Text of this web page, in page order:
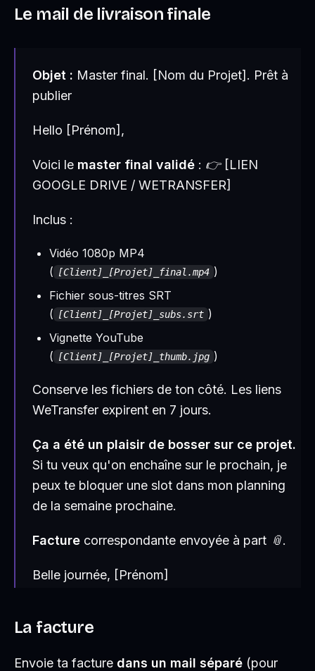
Le mail de livraison finale
Objet : Master final. [Nom du Projet]. Prêt à
publier
Hello [Prénom],
Voici le master final validé : 👉 [LIEN
GOOGLE DRIVE / WETRANSFER]
Inclus :
Vidéo 1080p MP4
( [Client]_[Projet]_final.mp4 )
Fichier sous-titres SRT
( [Client]_[Projet]_subs.srt )
Vignette YouTube
( [Client]_[Projet]_thumb.jpg )
Conserve les fichiers de ton côté. Les liens
WeTransfer expirent en 7 jours.
Ça a été un plaisir de bosser sur ce projet.
Si tu veux qu'on enchaîne sur le prochain, je
peux te bloquer une slot dans mon planning
de la semaine prochaine.
Facture correspondante envoyée à part 📎.
Belle journée, [Prénom]
La facture
Envoie ta facture dans un mail séparé (pour